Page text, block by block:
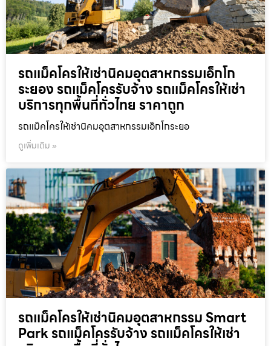
รถแม็คโครให้เช่านิคมอุตสาหกรรมเอ็กโก
ระยอง รถแม็คโครรับจ้าง รถแม็คโครให้เช่า
บริการทุกพื้นที่ทั่วไทย ราคาถูก
รถแม็คโครให้เช่านิคมอุตสาหกรรมเอ็กโกระยอ
ดูเพิ่มเติม »
รถแม็คโครให้เช่านิคมอุตสาหกรรม Smart
Park รถแม็คโครรับจ้าง รถแม็คโครให้เช่า